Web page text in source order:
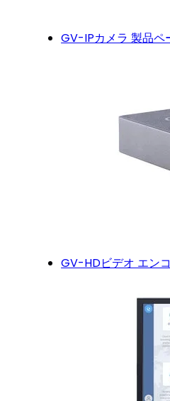
GV-IPカメラ 製品ペ
GV-HDビデオ エン